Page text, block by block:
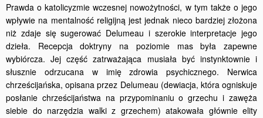
Prawda o katolicyzmie wczesnej nowożytności, w tym także o jego
wpływie na mentalność religijną jest jednak nieco bardziej złożona
niż zdaje się sugerować Delumeau i szerokie interpretacje jego
dzieła. Recepcja doktryny na poziomie mas była zapewne
wybiórcza. Jej część zatrważająca musiała być instynktownie i
słusznie odrzucana w imię zdrowia psychicznego. Nerwica
chrześcijańska, opisana przez Delumeau (dewiacja, która ogniskuje
posłanie chrześcijaństwa na przypominaniu o grzechu i zawęża
siebie do narzędzia walki z grzechem) atakowała głównie elity